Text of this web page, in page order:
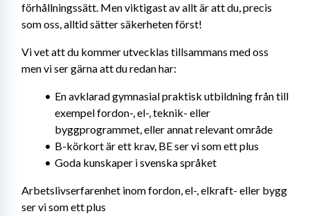
förhållningssätt. Men viktigast av allt är att du, precis
som oss, alltid sätter säkerheten först!
Vi vet att du kommer utvecklas tillsammans med oss
men vi ser gärna att du redan har:
En avklarad gymnasial praktisk utbildning från till
exempel fordon-, el-, teknik- eller
byggprogrammet, eller annat relevant område
B-körkort är ett krav, BE ser vi som ett plus
Goda kunskaper i svenska språket
Arbetslivserfarenhet inom fordon, el-, elkraft- eller bygg
ser vi som ett plus